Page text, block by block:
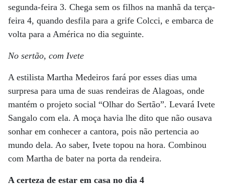
segunda-feira 3. Chega sem os filhos na manhã da terça-
feira 4, quando desfila para a grife Colcci, e embarca de
volta para a América no dia seguinte.
No sertão, com Ivete
A estilista Martha Medeiros fará por esses dias uma
surpresa para uma de suas rendeiras de Alagoas, onde
mantém o projeto social “Olhar do Sertão”. Levará Ivete
Sangalo com ela. A moça havia lhe dito que não ousava
sonhar em conhecer a cantora, pois não pertencia ao
mundo dela. Ao saber, Ivete topou na hora. Combinou
com Martha de bater na porta da rendeira.
A certeza de estar em casa no dia 4